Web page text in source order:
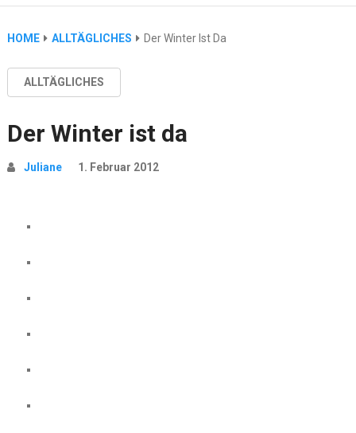
HOME ALLTÄGLICHES Der Winter Ist Da
ALLTÄGLICHES
Der Winter ist da
Juliane 1. Februar 2012